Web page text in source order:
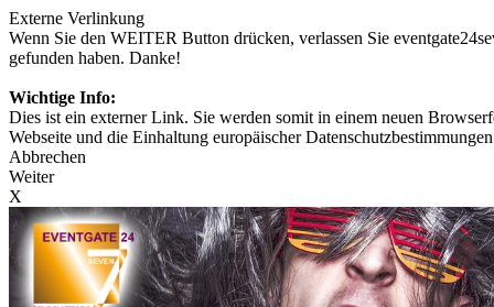
Externe Verlinkung
Wenn Sie den WEITER Button drücken, verlassen Sie
gefunden haben. Danke!
Wichtige Info:
Dies ist ein externer Link. Sie werden somit in einem neuen
Webseite und die Einhaltung europäischer
Abbrechen
Weiter
X